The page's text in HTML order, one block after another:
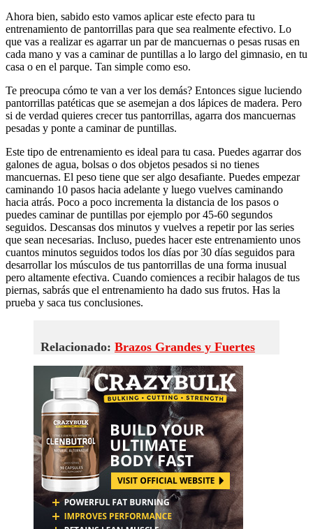
Ahora bien, sabido esto vamos aplicar este efecto para tu
entrenamiento de pantorrillas para que sea realmente efectivo. Lo
que vas a realizar es agarrar un par de mancuernas o pesas rusas en
cada mano y vas a caminar de puntillas a lo largo del gimnasio, en tu
casa o en el parque. Tan simple como eso.
Te preocupa cómo te van a ver los demás? Entonces sigue luciendo
pantorrillas patéticas que se asemejan a dos lápices de madera. Pero
si de verdad quieres crecer tus pantorrillas, agarra dos mancuernas
pesadas y ponte a caminar de puntillas.
Este tipo de entrenamiento es ideal para tu casa. Puedes agarrar dos
galones de agua, bolsas o dos objetos pesados si no tienes
mancuernas. El peso tiene que ser algo desafiante. Puedes empezar
caminando 10 pasos hacia adelante y luego vuelves caminando
hacia atrás. Poco a poco incrementa la distancia de los pasos o
puedes caminar de puntillas por ejemplo por 45-60 segundos
seguidos. Descansas dos minutos y vuelves a repetir por las series
que sean necesarias. Incluso, puedes hacer este entrenamiento unos
cuantos minutos seguidos todos los días por 30 días seguidos para
desarrollar los músculos de tus pantorrillas de una forma inusual
pero altamente efectiva. Cuando comiences a recibir halagos de tus
piernas, sabrás que el entrenamiento ha dado sus frutos. Has la
prueba y saca tus conclusiones.
Relacionado: Brazos Grandes y Fuertes